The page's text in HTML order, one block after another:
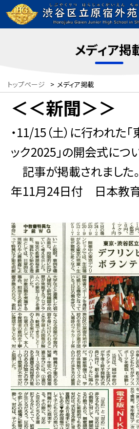
メディア掲
トップページ > メディア掲載
＜＜新聞＞＞
・11/15（土）に行われた
ック2025」の開会式につ
記事が掲載されました
年11月24日付 日本教育